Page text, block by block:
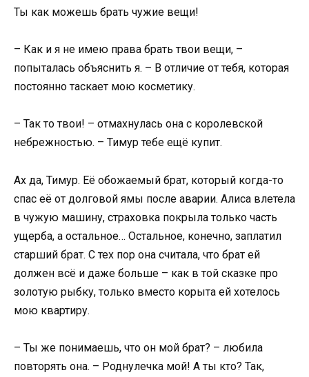
Ты как можешь брать чужие вещи!
– Как и я не имею права брать твои вещи, –
попыталась объяснить я. – В отличие от тебя, которая
постоянно таскает мою косметику.
– Так то твои! – отмахнулась она с королевской
небрежностью. – Тимур тебе ещё купит.
Ах да, Тимур. Её обожаемый брат, который когда-то
спас её от долговой ямы после аварии. Алиса влетела
в чужую машину, страховка покрыла только часть
ущерба, а остальное… Остальное, конечно, заплатил
старший брат. С тех пор она считала, что брат ей
должен всё и даже больше – как в той сказке про
золотую рыбку, только вместо корыта ей хотелось
мою квартиру.
– Ты же понимаешь, что он мой брат? – любила
повторять она. – Роднулечка мой! А ты кто? Так,